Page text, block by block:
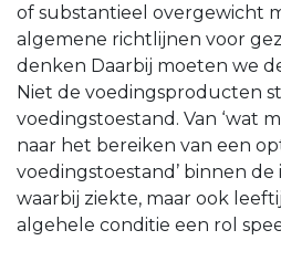
of substantieel overgewicht
algemene richtlijnen voor
denken Daarbij moeten we
Niet de voedingsproducten
voedingstoestand. Van ‘wat
naar het bereiken van een
voedingstoestand’ binnen
waarbij ziekte, maar ook
algehele conditie een rol